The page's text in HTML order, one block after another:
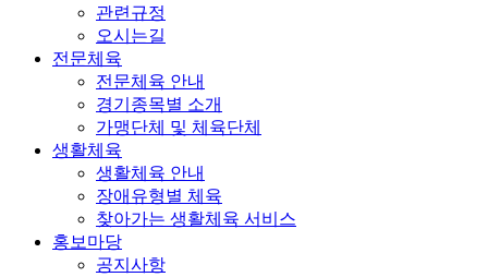
관련규정
오시는길
전문체육
전문체육 안내
경기종목별 소개
가맹단체 및 체육단체
생활체육
생활체육 안내
장애유형별 체육
찾아가는 생활체육 서비스
홍보마당
공지사항